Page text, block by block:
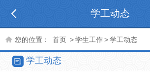
学工动态
您的位置： 首页 >学生工作>学工动态
学工动态